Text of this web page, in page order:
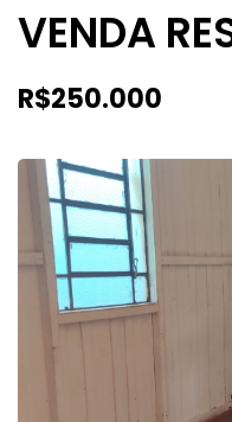
VENDA
R$250.000